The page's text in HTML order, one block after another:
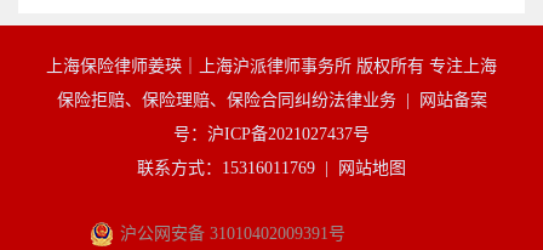
上海保险律师姜瑛｜上海沪派律师事务所 版权所有 专注上海
保险拒赔、保险理赔、保险合同纠纷法律业务 |
网站备案
号：沪ICP备2021027437号
联系方式：15316011769 |
网站地图
沪公网安备 31010402009391号